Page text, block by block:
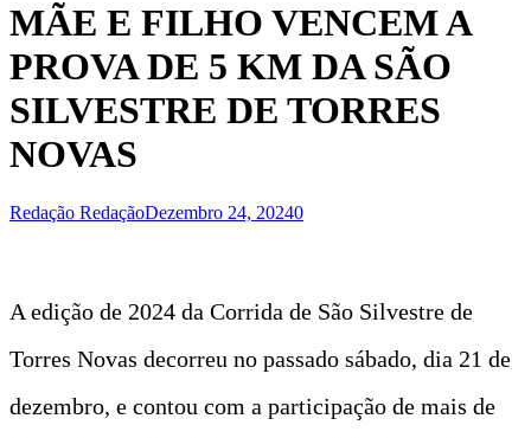
MÃE E FILHO VENCEM A
PROVA DE 5 KM DA SÃO
SILVESTRE DE TORRES
NOVAS
Redação RedaçãoDezembro 24, 20240
A edição de 2024 da Corrida de São Silvestre de
Torres Novas decorreu no passado sábado, dia 21 de
dezembro, e contou com a participação de mais de